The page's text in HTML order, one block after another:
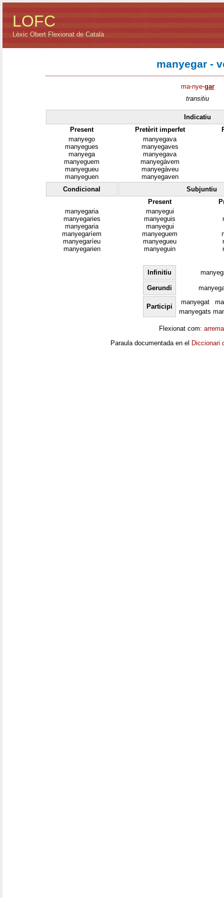
LOFC
Lèxic Obert Flexionat de Català
manyegar -
ma·nye·gar
transitiu
Indicatiu
Present
Pretèrit imperfet
manyego
manyegues
manyega
manyeguem
manyegueu
manyeguen
manyegava
manyegaves
manyegava
manyegàvem
manyegàveu
manyegaven
Condicional
Subjuntiu
Present
manyegaria
manyegaries
manyegaria
manyegaríem
manyegaríeu
manyegarien
manyegui
manyeguis
manyegui
manyeguem
manyegueu
manyeguin
Infinitiu
Gerundi
Participi
manyegat
manyegats
Flexionat com:
Paraula documentada en el Diccionari